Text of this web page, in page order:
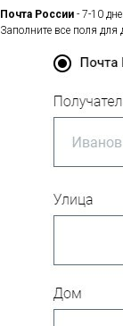
Почта России - 7-10
Заполните все поля для